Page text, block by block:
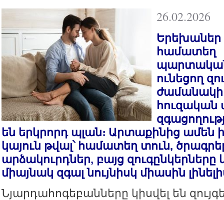
26.02.2026
Երեխաներ
համատեղ
ունեցող
ժամանակի
հուզական
են երկրորդ պլան։ Արտաքինից ամեն
կայուն թվալ՝ համատեղ տուն,
արձակուրդներ, բայց զուգընկերները
միայնակ զգալ նույնիսկ միասին
Նյարդահոգեբանները կիսվել են